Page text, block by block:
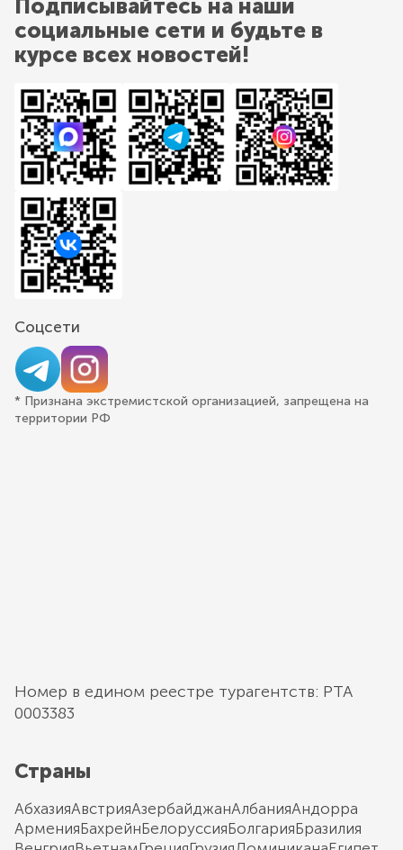
Подписывайтесь на наши
социальные сети и будьте в
курсе всех новостей!
Соцсети
* Признана экстремистской организацией, запрещена на
территории РФ
Номер в едином реестре турагентств: РТА
0003383
Страны
АбхазияАвстрияАзербайджанАлбанияАндорра
АрменияБахрейнБелоруссияБолгарияБразилия